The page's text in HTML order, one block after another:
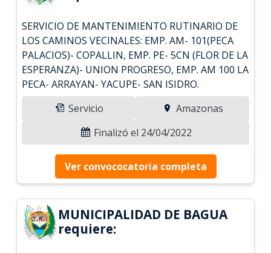
SERVICIO DE MANTENIMIENTO RUTINARIO DE
LOS CAMINOS VECINALES: EMP. AM- 101(PECA
PALACIOS)- COPALLIN, EMP. PE- 5CN (FLOR DE LA
ESPERANZA)- UNION PROGRESO, EMP. AM 100 LA
PECA- ARRAYAN- YACUPE- SAN ISIDRO.
Servicio
Amazonas
Finalizó el 24/04/2022
Ver convococatoria completa
MUNICIPALIDAD DE BAGUA
requiere: